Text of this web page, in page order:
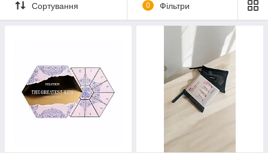
Сортування 0 Фільтри